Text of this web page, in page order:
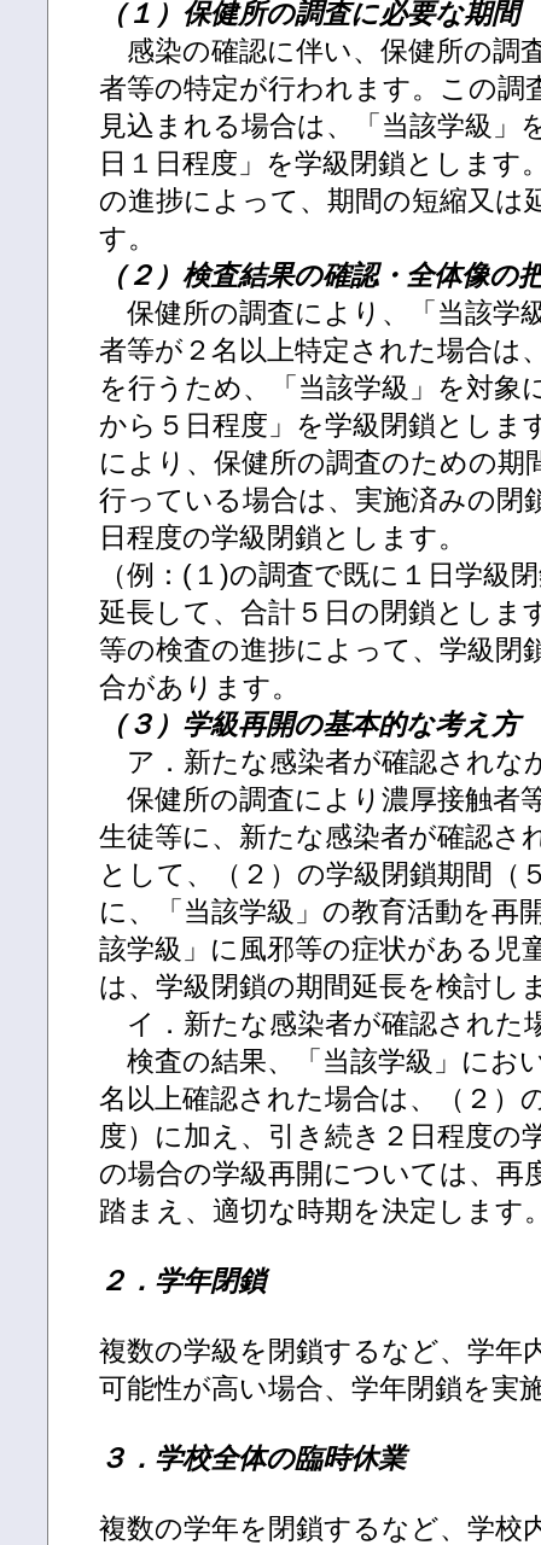
（１）保健所の調査に必要な期間
感染の確認に伴い、保健所の調
者等の特定が行われます。この調
見込まれる場合は、「当該学級」
日１日程度」を学級閉鎖とします
の進捗によって、期間の短縮又は
す。
（２）検査結果の確認・全体像の
保健所の調査により、「当該学
者等が２名以上特定された場合は
を行うため、「当該学級」を対象
から５日程度」を学級閉鎖としま
により、保健所の調査のための期
行っている場合は、実施済みの閉
日程度の学級閉鎖とします。
（例：(１)の調査で既に１日学級
延長して、合計５日の閉鎖とし
等の検査の進捗によって、学級閉
合があります。
（３）学級再開の基本的な考え方
ア．新たな感染者が確認されな
保健所の調査により濃厚接触者
生徒等に、新たな感染者が確認さ
として、（２）の学級閉鎖期間（
に、「当該学級」の教育活動を再
該学級」に風邪等の症状がある児
は、学級閉鎖の期間延長を検討し
イ．新たな感染者が確認された
検査の結果、「当該学級」にお
名以上確認された場合は、（２）
度）に加え、引き続き２日程度の
の場合の学級再開については、再
踏まえ、適切な時期を決定します
２．学年閉鎖
複数の学級を閉鎖するなど、学年
可能性が高い場合、学年閉鎖を実
３．学校全体の臨時休業
複数の学年を閉鎖するなど、学校